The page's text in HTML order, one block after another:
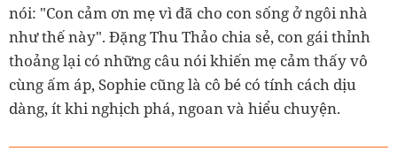
nói: "Con cảm ơn mẹ vì đã cho con sống ở ngôi nhà
như thế này". Đặng Thu Thảo chia sẻ, con gái thỉnh
thoảng lại có những câu nói khiến mẹ cảm thấy vô
cùng ấm áp, Sophie cũng là cô bé có tính cách dịu
dàng, ít khi nghịch phá, ngoan và hiểu chuyện.